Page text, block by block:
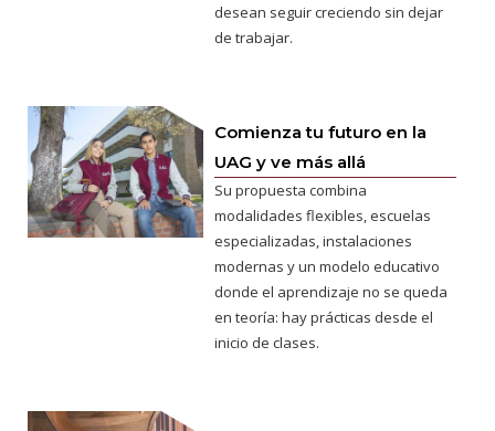
desean seguir creciendo sin dejar
de trabajar.
Comienza tu futuro en la
UAG y ve más allá
Su propuesta combina
modalidades flexibles, escuelas
especializadas, instalaciones
modernas y un modelo educativo
donde el aprendizaje no se queda
en teoría: hay prácticas desde el
inicio de clases.